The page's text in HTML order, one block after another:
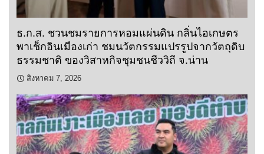
ธ.ก.ส. ชวนชมรายการหอมแผ่นดิน กลิ่นไอเกษตร
พาเช็กอินเมืองเก่า ชมนวัตกรรมแปรรูปจากวัตถุดิบ
ธรรมชาติ ของวิสาหกิจชุมชนชีววิถี จ.น่าน
สิงหาคม 7, 2026